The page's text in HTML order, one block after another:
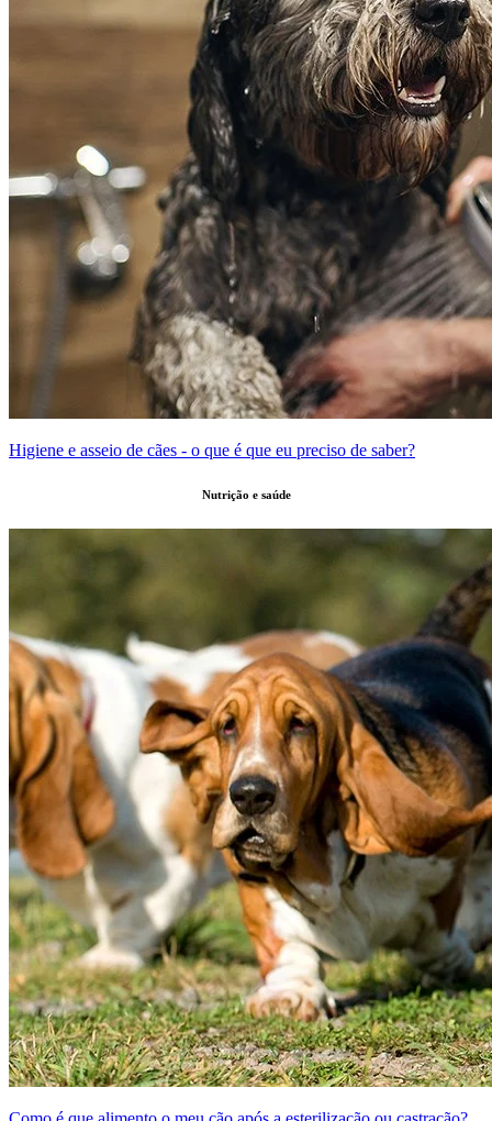
Higiene e asseio de cães - o que é que eu preciso de saber?
Nutrição e saúde